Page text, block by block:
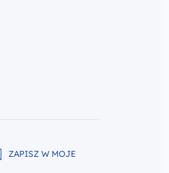
ZAPISZ W MOJE